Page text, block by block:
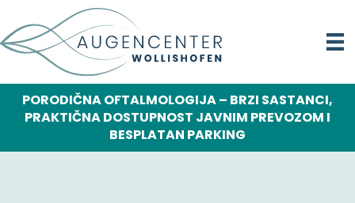
PORODIČNA OFTALMOLOGIJA – BRZI SASTANCI,
PRAKTIČNA DOSTUPNOST JAVNIM PREVOZOM I
BESPLATAN PARKING